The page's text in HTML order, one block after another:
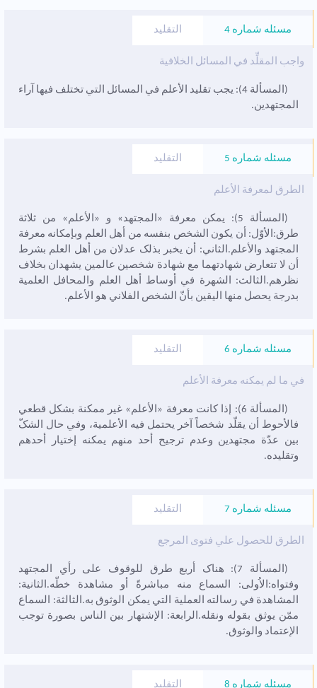
مسئله شماره 4 التقليد
واجب المقلِّد في المسائل الخلافية
(المسألة 4): يجب تقليد الأعلم في المسائل التي تختلف فيها آراء
المجتهدين.
مسئله شماره 5 التقليد
الطرق لمعرفة الأعلم
(المسألة 5): يمکن معرفة «المجتهد» و «الأعلم» من ثلاثة
طرق:الأوّل: أن يکون الشخص بنفسه من أهل العلم وبإمکانه معرفة
المجتهد والأعلم.الثاني: أن يخبر بذلک عدلان من أهل العلم بشرط
أن لا تتعارض شهادتهما مع شهادة شخصين عالمين يشهدان بخلاف
نظرهم.الثالث: الشهرة في أوساط أهل العلم والمحافل العلمية
بدرجة يحصل منها اليقين بأنّ الشخص الفلاني هو الأعلم.
مسئله شماره 6 التقليد
في ما لم يمکنه معرفة الأعلم
(المسألة 6): إذا کانت معرفة «الأعلم» غير ممکنة بشکل قطعي
فالأحوط أن يقلّد شخصاً آخر يحتمل فيه الأعلمية، وفي حال الشکّ
بين عدّة مجتهدين وعدم ترجيح أحد منهم يمکنه إختيار أحدهم
وتقليده.
مسئله شماره 7 التقليد
الطرق للحصول علي فتوى المرجع
(المسألة 7): هناک أربع طرق للوقوف على رأي المجتهد
وفتواه:الاُولى: السماع منه مباشرةً أو مشاهدة خطّه.الثانية:
المشاهدة في رسالته العملية التي يمکن الوثوق به.الثالثة: السماع
ممّن يوثق بقوله ونقله.الرابعة: الإشتهار بين الناس بصورة توجب
الإعتماد والوثوق.
مسئله شماره 8 التقليد